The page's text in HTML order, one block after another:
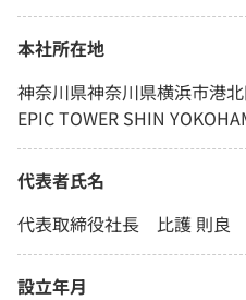
本社所在地
神奈川県神奈川県横浜市港
EPIC TOWER SHIN
代表者氏名
代表取締役社長 比護 則良
設立年月